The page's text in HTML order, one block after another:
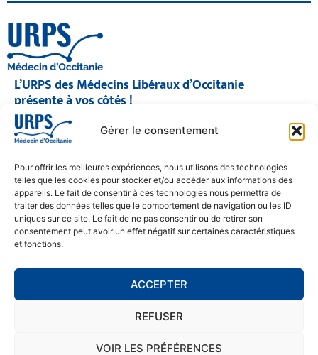
Gérer le consentement
Pour offrir les meilleures expériences, nous utilisons des technologies
telles que les cookies pour stocker et/ou accéder aux informations des
appareils. Le fait de consentir à ces technologies nous permettra de
traiter des données telles que le comportement de navigation ou les ID
uniques sur ce site. Le fait de ne pas consentir ou de retirer son
consentement peut avoir un effet négatif sur certaines caractéristiques
et fonctions.
ACCEPTER
REFUSER
VOIR LES PRÉFÉRENCES
L’URPS des Médecins Libéraux d’Occitanie
présente à vos côtés !
© 2026 URPS médecin d'Occitanie
Siège social : 1300 Avenue Albert Einstein, 34000 Montpellier
05 61 15 80 90
Accueil : Lundi au Vendredi | 08h30 – 17h30
CONTACT
MENTIONS LÉGALES